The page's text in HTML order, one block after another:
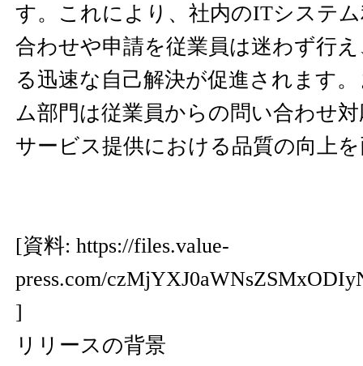
す。これにより、社内のITシステ
合わせや申請を従業員は迷わず行
る迅速な自己解決が促進されます
ム部門は従業員からの問い合わせ
サービス提供における品質の向上
[資料: https://files.value-
press.com/
]
リリースの背景